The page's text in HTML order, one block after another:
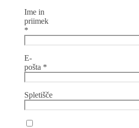
Ime in
priimek
*
E-
pošta *
Spletišče